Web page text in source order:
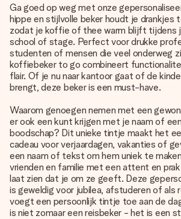
Ga goed op weg met onze
hippe en stijlvolle beker houdt je drankjes
zodat je koffie of thee warm blijft tijdens
school of stage. Perfect voor drukke
studenten of mensen die veel onderweg
koffiebeker to go combineert
flair. Of je nu naar kantoor gaat of de
brengt, deze beker is een must-have.
Waarom genoegen nemen met een
er ook een kunt krijgen met je naam of
boodschap? Dit unieke tintje maakt het
cadeau voor verjaardagen, vakanties of
een naam of tekst om hem uniek te
vrienden en familie met een attent en
laat zien dat je om ze geeft. Deze
is geweldig voor jubilea, afstuderen of als
voegt een persoonlijk tintje toe aan de
is niet zomaar een reisbeker - het is een